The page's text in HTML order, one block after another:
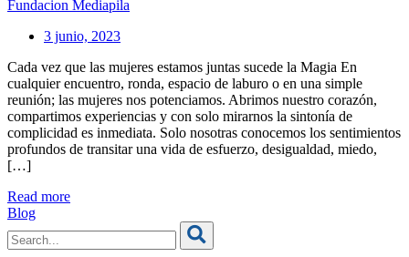
Fundacion Mediapila
3 junio, 2023
Cada vez que las mujeres estamos juntas sucede la Magia En
cualquier encuentro, ronda, espacio de laburo o en una simple
reunión; las mujeres nos potenciamos. Abrimos nuestro corazón,
compartimos experiencias y con solo mirarnos la sintonía de
complicidad es inmediata. Solo nosotras conocemos los sentimientos
profundos de transitar una vida de esfuerzo, desigualdad, miedo,
[…]
Read more
Blog